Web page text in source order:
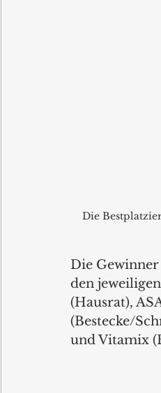
Die
Die
den
(Hausrat),
(Bestecke/
und Vitamix